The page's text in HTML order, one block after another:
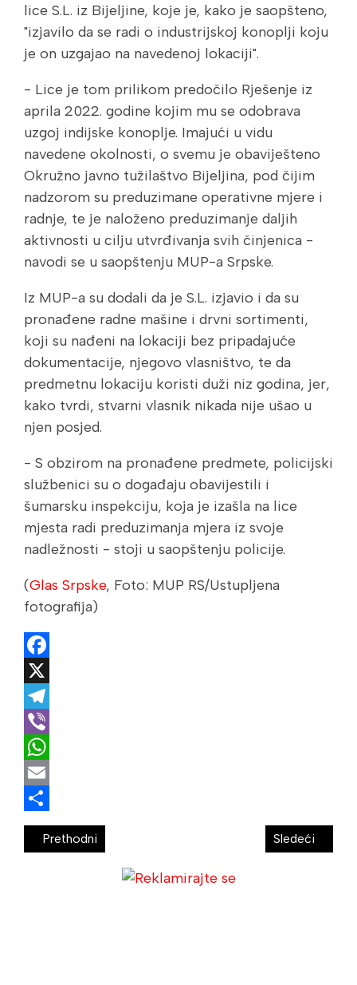
lice S.L. iz Bijeljine, koje je, kako je saopšteno,
"izjavilo da se radi o industrijskoj konoplji koju
je on uzgajao na navedenoj lokaciji".
- Lice je tom prilikom predočilo Rješenje iz
aprila 2022. godine kojim mu se odobrava
uzgoj indijske konoplje. Imajući u vidu
navedene okolnosti, o svemu je obaviješteno
Okružno javno tužilaštvo Bijeljina, pod čijim
nadzorom su preduzimane operativne mjere i
radnje, te je naloženo preduzimanje daljih
aktivnosti u cilju utvrđivanja svih činjenica -
navodi se u saopštenju MUP-a Srpske.
Iz MUP-a su dodali da je S.L. izjavio i da su
pronađene radne mašine i drvni sortimenti,
koji su nađeni na lokaciji bez pripadajuće
dokumentacije, njegovo vlasništvo, te da
predmetnu lokaciju koristi duži niz godina, jer,
kako tvrdi, stvarni vlasnik nikada nije ušao u
njen posjed.
- S obzirom na pronađene predmete, policijski
službenici su o događaju obavijestili i
šumarsku inspekciju, koja je izašla na lice
mjesta radi preduzimanja mjera iz svoje
nadležnosti - stoji u saopštenju policije.
(Glas Srpske, Foto: MUP RS/Ustupljena
fotografija)
Facebook
X
Telegram
Viber
WhatsApp
Email
Share
Prethodni Sledeći